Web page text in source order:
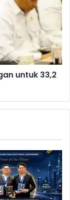
untuk 33,2